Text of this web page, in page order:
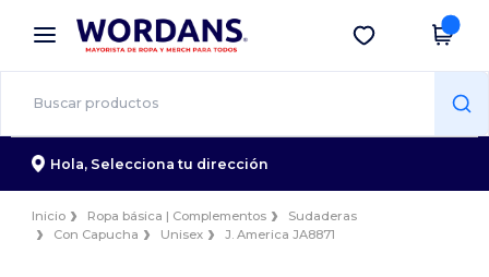
× App de Wordans
¡Mejores precios en app!
Descargar app
Hola, Selecciona tu dirección
Inicio Ropa básica | Complementos
Sudaderas
Con Capucha
Unisex J. America JA8871